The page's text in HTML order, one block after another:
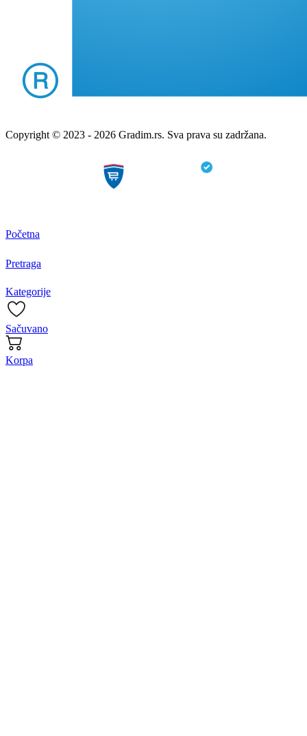
Copyright © 2023 - 2026 Gradim.rs. Sva prava su zadržana.
Početna
Pretraga
Kategorije
Sačuvano
Korpa